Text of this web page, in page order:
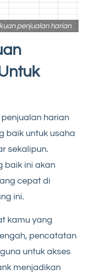
penjualan harian
harian
baik untuk usaha
sekalipun.
baik ini akan
cepat di
ini.
kamu yang
pencatatan
untuk akses
menjadikan